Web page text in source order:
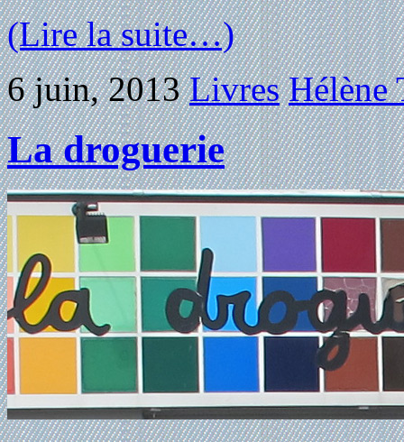
(Lire la suite…)
6 juin, 2013 Livres Hélène
La droguerie